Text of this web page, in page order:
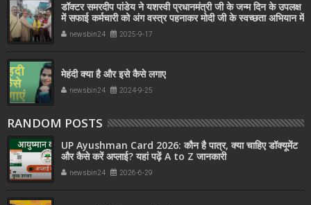
डॉक्टर समरदीप पांडेय ने यशस्वी प्रधानमंत्री जी के जन्म दिन के उपलक्ष
में सफाई कर्मचारी को अंग वस्त्र पहनाकर मोदी जी के स्वच्छता अभियान में
सहयोग किया
newsbin24 2025-9-17
मेहंदी क्या है और इसे कैसे लगाए
newsbin24 2024-9-25
RANDOM POSTS
UP Ayushman Card 2026: कौन है पात्र, क्या चाहिए डॉक्यूमेंट
और कैसे करें अप्लाई? यहां पढ़ें A to Z जानकारी
newsbin24 2026-6-29